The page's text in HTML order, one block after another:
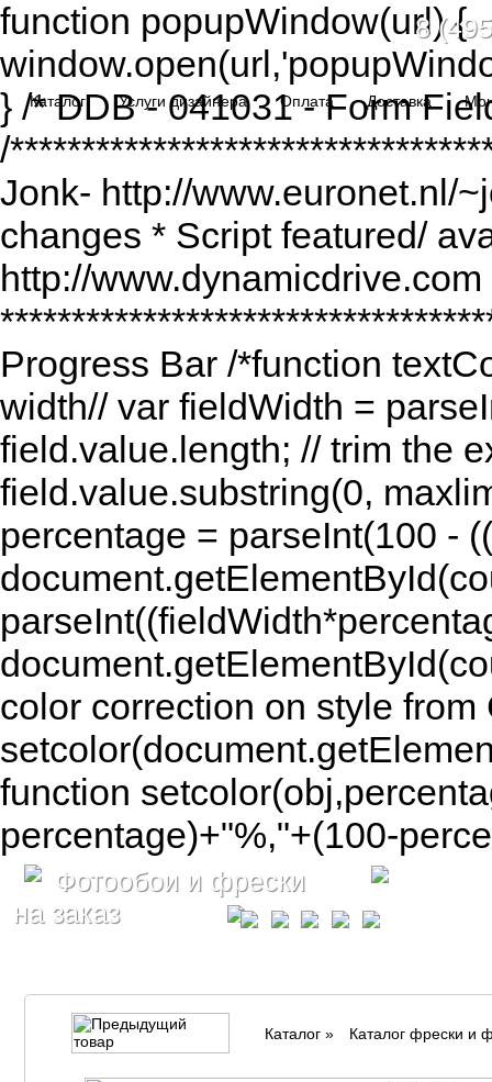
function popupWindow(url) {
} /* DDB - 041031 - Form
/
Jonk- http://www.euronet.nl/
changes * Script featured/
http://
Progress Bar /*function
width// var fieldWidth =
field.value.length; // trim the
field.value.substring(0,
percentage = parseInt(100 -
color correction on style
function
percentage)+"%,"+(100-
Фотообои и фрески
на заказ
8
Каталог Услуги дизайнера Оплата Доставка
Каталог» Каталог фрески и